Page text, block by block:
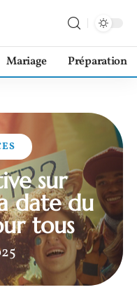
Mariage Préparation
sur
date du
tous